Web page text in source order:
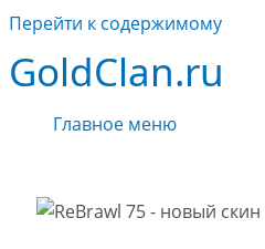
Перейти к содержимому
GoldClan.ru
Главное меню